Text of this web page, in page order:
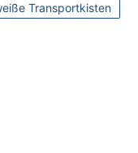
Transportkisten